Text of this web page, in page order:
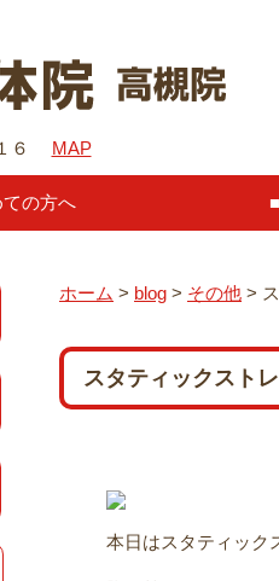
１６ MAP
の方へ
ホーム > blog > その他 >
スタティックスト
本日はスタティック